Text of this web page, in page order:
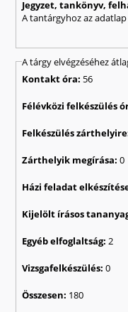
Jegyzet, tankönyv,
A tantárgyhoz az
A tárgy elvégzéséhez
Kontakt óra: 56
Félévközi felkészülés
Felkészülés
Zárthelyik megírása:0
Házi feladat
Kijelölt írásos
Egyéb elfoglaltság:2
Vizsgafelkészülés:0
Összesen: 180